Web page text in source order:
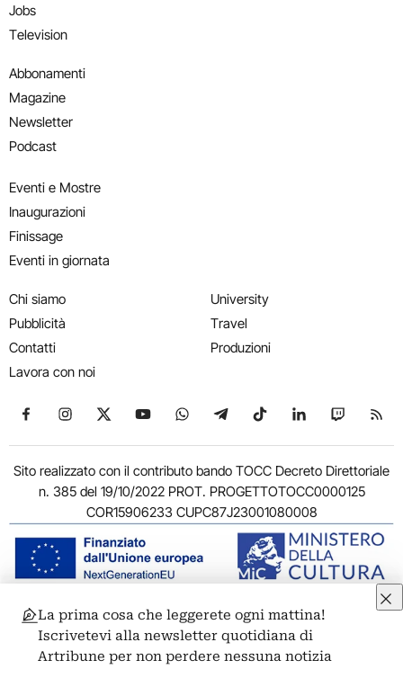
Jobs
Television
Abbonamenti
Magazine
Newsletter
Podcast
Eventi e Mostre
Inaugurazioni
Finissage
Eventi in giornata
Chi siamo
Pubblicità
Contatti
Lavora con noi
University
Travel
Produzioni
Seguici su Facebook
Seguici su Instagram
Seguici su X
Seguici su YouTube
Seguici su WhatsApp
Seguici su Telegram
Seguici su TikTok
Seguici su
Seguici
Sito realizzato con il contributo bando TOCC Decreto Direttoriale
n. 385 del 19/10/2022 PROT. PROGETTOTOCC0000125
COR15906233 CUPC87J23001080008
© 2011-2026 ARTRIBUNE srl – Corso Vittorio Emanuele II, 287 –
00186 Roma - P.I. 11381581005
Privacy: Responsabile della protezione dei dati personali
La prima cosa che leggerete ogni mattina!
Iscrivetevi alla newsletter quotidiana di
Artribune per non perdere nessuna notizia